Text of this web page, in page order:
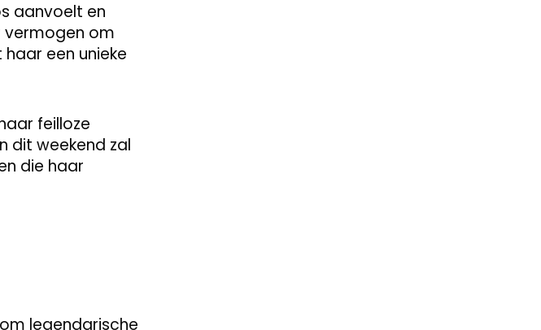
aanvoelt en
om
een unieke
feilloze
dit weekend zal
die haar
legendarische